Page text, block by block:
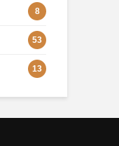
8
53
13